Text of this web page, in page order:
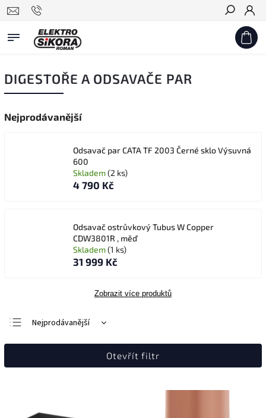
Hledat
DIGESTOŘE A ODSAVAČE PAR
Nejprodávanější
Odsavač par CATA TF 2003 Černé sklo Výsuvná
600
Skladem(2 ks)
4 790 Kč
Odsavač ostrůvkový Tubus W Copper
CDW3801R , měď
Skladem(1 ks)
31 999 Kč
Zobrazit více produktů
Nejprodávanější
Nejlevnější
Otevřít filtr